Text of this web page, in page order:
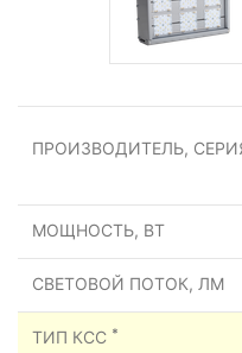
ПРОИЗВОДИТЕЛЬ,
МОЩНОСТЬ, ВТ
СВЕТОВОЙ ПОТОК, ЛМ
ТИП КСС *